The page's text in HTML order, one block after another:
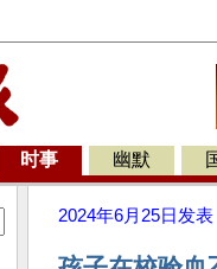
时事 幽默
2024年6月25日 发表